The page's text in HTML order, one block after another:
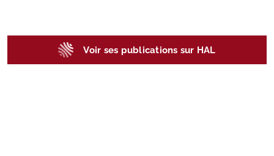
Voir ses publications sur HAL